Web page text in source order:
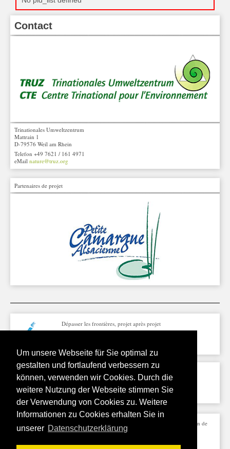
Um unsere Webseite für Sie optimal zu
gestalten und fortlaufend verbessern zu
können, verwenden wir Cookies. Durch die
weitere Nutzung der Webseite stimmen Sie
der Verwendung von Cookies zu. Weitere
Informationen zu Cookies erhalten Sie in
unserer Datenschutzerklärung
Contact
Trinationales Umweltzentrum
Mattrain 1
D-79576 Weil am Rhein
Telefon +49 7621 / 161 4971
eMail nature@truz.org
Partenaires de projet
Dépasser les frontières, projet après projet
Projet cofinancé par l’Union Européenne / Fonds Européen de
Développement Régional (FEDER)